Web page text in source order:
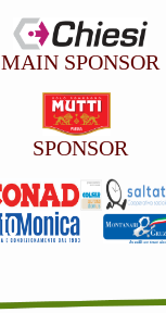
MAIN SPONSOR
SPONSOR